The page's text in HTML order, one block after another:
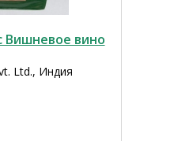
Вишневое вино
Ltd., Индия